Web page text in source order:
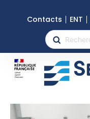
Contacts ENT